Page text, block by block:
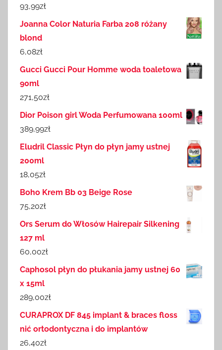
93,99zł
Joanna Color Naturia Farba 208 różany
blond
6,08zł
Gucci Gucci Pour Homme woda toaletowa
90ml
271,50zł
Dior Poison girl Woda Perfumowana 100ml
389,99zł
Eludril Classic Płyn do płyn jamy ustnej
200ml
18,05zł
Boho Krem Bb 03 Beige Rose
75,20zł
Ors Serum do Włosów Hairepair Silkening
127 ml
60,00zł
Caphosol płyn do płukania jamy ustnej 60
x 15ml
289,00zł
CURAPROX DF 845 implant & braces floss
nić ortodontyczna i do implantów
26,40zł